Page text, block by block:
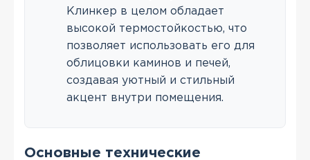
Клинкер в целом обладает
высокой термостойкостью, что
позволяет использовать его для
облицовки каминов и печей,
создавая уютный и стильный
акцент внутри помещения.
Основные технические